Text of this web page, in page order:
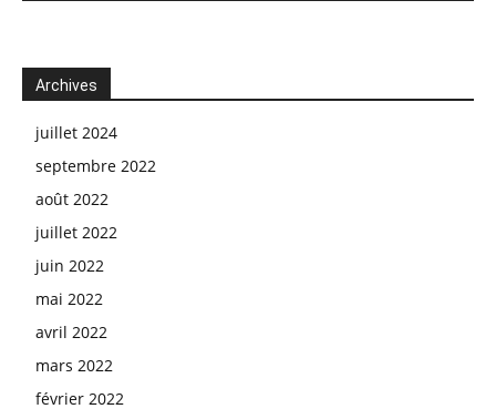
Archives
juillet 2024
septembre 2022
août 2022
juillet 2022
juin 2022
mai 2022
avril 2022
mars 2022
février 2022